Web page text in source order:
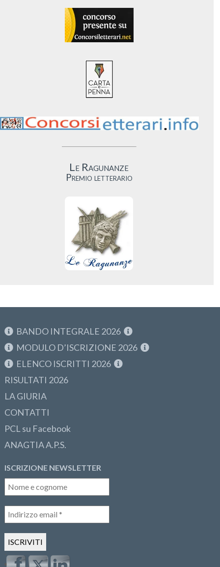
Le Ragunanze
Premio letterario
BANDO INTEGRALE 2026
MODULO D’ISCRIZIONE 2026
ELENCO ISCRITTI 2026
RISULTATI 2026
LA GIURIA
CONTATTI
PCL su Facebook
ANAGTIA A.P.S.
ISCRIZIONE NEWSLETTER